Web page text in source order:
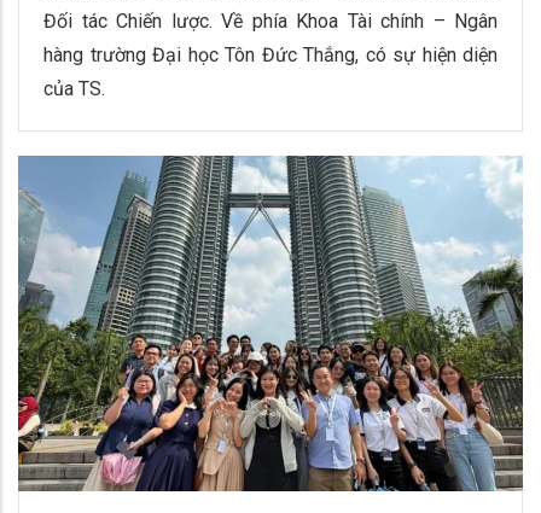
Đối tác Chiến lược. Về phía Khoa Tài chính – Ngân
hàng trường Đại học Tôn Đức Thắng, có sự hiện diện
của TS.